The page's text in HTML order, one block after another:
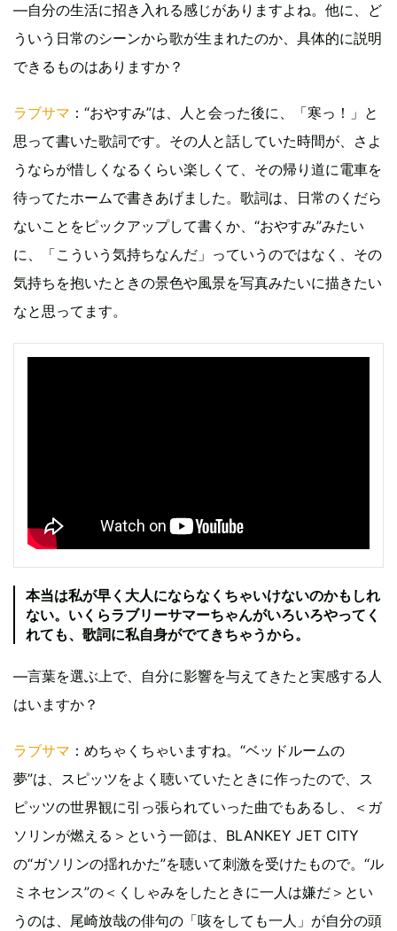
―自分の生活に招き入れる感じがありますよね。他に、ど
ういう日常のシーンから歌が生まれたのか、具体的に説明
できるものはありますか？
ラブサマ ：“おやすみ”は、人と会った後に、「寒っ！」と
思って書いた歌詞です。その人と話していた時間が、さよ
うならが惜しくなるくらい楽しくて、その帰り道に電車を
待ってたホームで書きあげました。歌詞は、日常のくだら
ないことをピックアップして書くか、“おやすみ”みたい
に、「こういう気持ちなんだ」っていうのではなく、その
気持ちを抱いたときの景色や風景を写真みたいに描きたい
なと思ってます。
本当は私が早く大人にならなくちゃいけないのかもしれ
ない。いくらラブリーサマーちゃんがいろいろやってく
れても、歌詞に私自身がでてきちゃうから。
―言葉を選ぶ上で、自分に影響を与えてきたと実感する人
はいますか？
ラブサマ ：めちゃくちゃいますね。“ベッドルームの
夢”は、スピッツをよく聴いていたときに作ったので、ス
ピッツの世界観に引っ張られていった曲でもあるし、＜ガ
ソリンが燃える＞という一節は、BLANKEY JET CITY
の“ガソリンの揺れかた”を聴いて刺激を受けたもので。“ル
ミネセンス”の＜くしゃみをしたときに一人は嫌だ＞とい
うのは、尾崎放哉の俳句の「咳をしても一人」が自分の頭